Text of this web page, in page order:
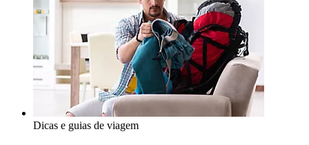
Dicas e guias de viagem